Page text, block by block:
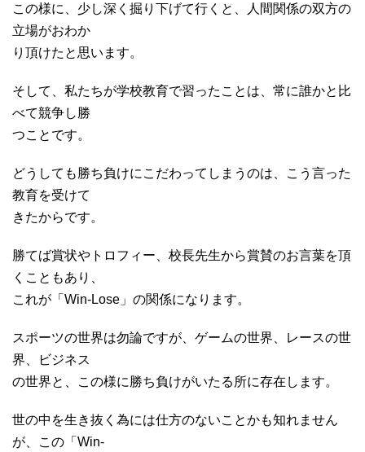
この様に、少し深く掘り下げて行くと、人間関係の双方の
立場がおわか
り頂けたと思います。
そして、私たちが学校教育で習ったことは、常に誰かと比
べて競争し勝
つことです。
どうしても勝ち負けにこだわってしまうのは、こう言った
教育を受けて
きたからです。
勝てば賞状やトロフィー、校長先生から賞賛のお言葉を頂
くこともあり、
これが「Win-Lose」の関係になります。
スポーツの世界は勿論ですが、ゲームの世界、レースの世
界、ビジネス
の世界と、この様に勝ち負けがいたる所に存在します。
世の中を生き抜く為には仕方のないことかも知れません
が、この「Win-